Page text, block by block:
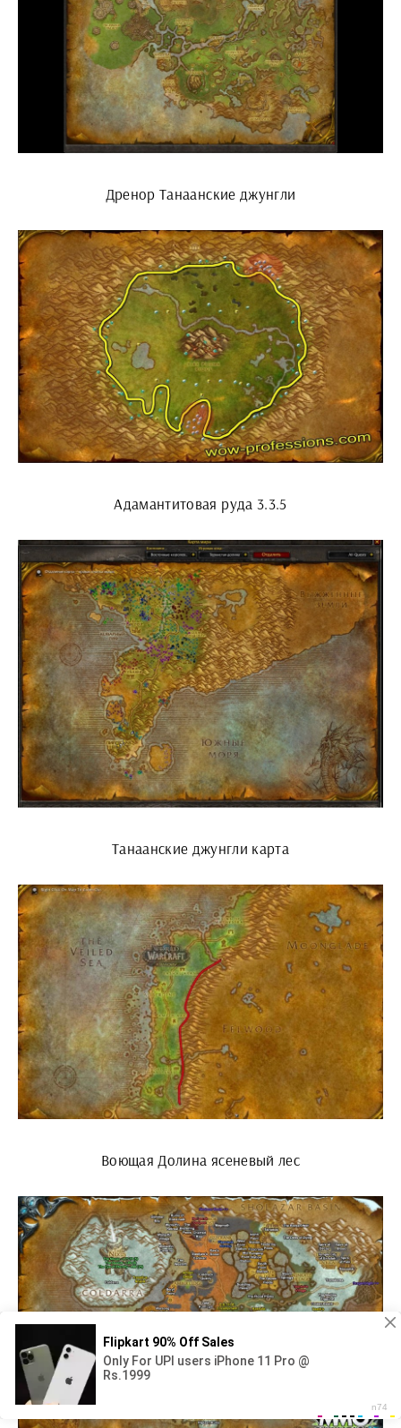
Дренор Танаанские джунгли
Адамантитовая руда 3.3.5
Танаанские джунгли карта
Воющая Долина ясеневый лес